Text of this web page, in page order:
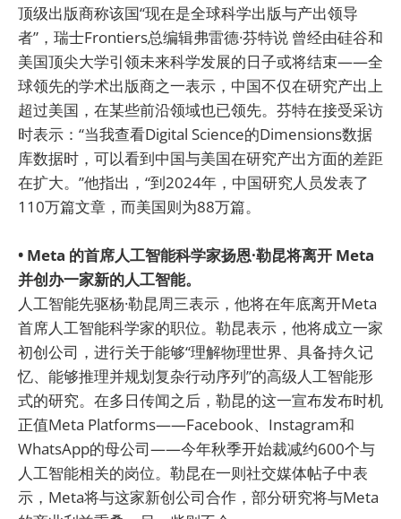
顶级出版商称该国“现在是全球科学出版与产出领导
者”，瑞士Frontiers总编辑弗雷德·芬特说 曾经由硅谷和
美国顶尖大学引领未来科学发展的日子或将结束——全
球领先的学术出版商之一表示，中国不仅在研究产出上
超过美国，在某些前沿领域也已领先。芬特在接受采访
时表示：“当我查看Digital Science的Dimensions数据
库数据时，可以看到中国与美国在研究产出方面的差距
在扩大。”他指出，“到2024年，中国研究人员发表了
110万篇文章，而美国则为88万篇。
• Meta 的首席人工智能科学家扬恩·勒昆将离开 Meta
并创办一家新的人工智能。
人工智能先驱杨·勒昆周三表示，他将在年底离开Meta
首席人工智能科学家的职位。勒昆表示，他将成立一家
初创公司，进行关于能够“理解物理世界、具备持久记
忆、能够推理并规划复杂行动序列”的高级人工智能形
式的研究。在多日传闻之后，勒昆的这一宣布发布时机
正值Meta Platforms——Facebook、Instagram和
WhatsApp的母公司——今年秋季开始裁减约600个与
人工智能相关的岗位。勒昆在一则社交媒体帖子中表
示，Meta将与这家新创公司合作，部分研究将与Meta